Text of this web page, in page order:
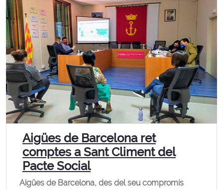
Aigües de Barcelona ret
comptes a Sant Climent del
Pacte Social
Aigües de Barcelona, des del seu compromís